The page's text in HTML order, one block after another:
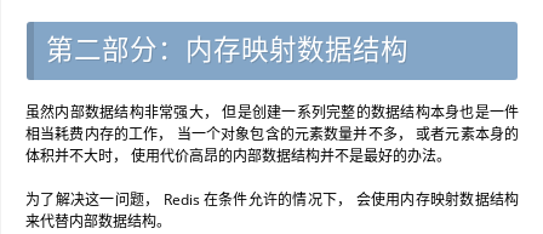
第二部分：内存映射数据结构
虽然内部数据结构非常强大， 但是创建一系列完整的数据结构本身也是一件
相当耗费内存的工作， 当一个对象包含的元素数量并不多， 或者元素本身的
体积并不大时， 使用代价高昂的内部数据结构并不是最好的办法。
为了解决这一问题， Redis 在条件允许的情况下， 会使用内存映射数据结构
来代替内部数据结构。